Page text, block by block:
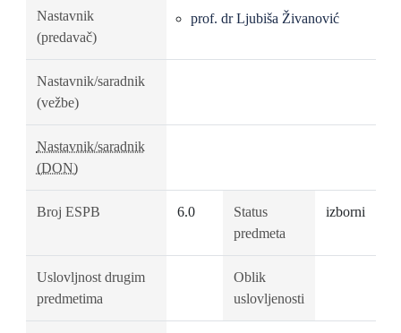
Nastavnik
(predavač)
prof. dr Ljubiša Živanović
Nastavnik/saradnik
(vežbe)
Nastavnik/saradnik
(DON)
Broj ESPB 6.0
Status
predmeta
izborni
Uslovljnost drugim
predmetima
Oblik
uslovljenosti